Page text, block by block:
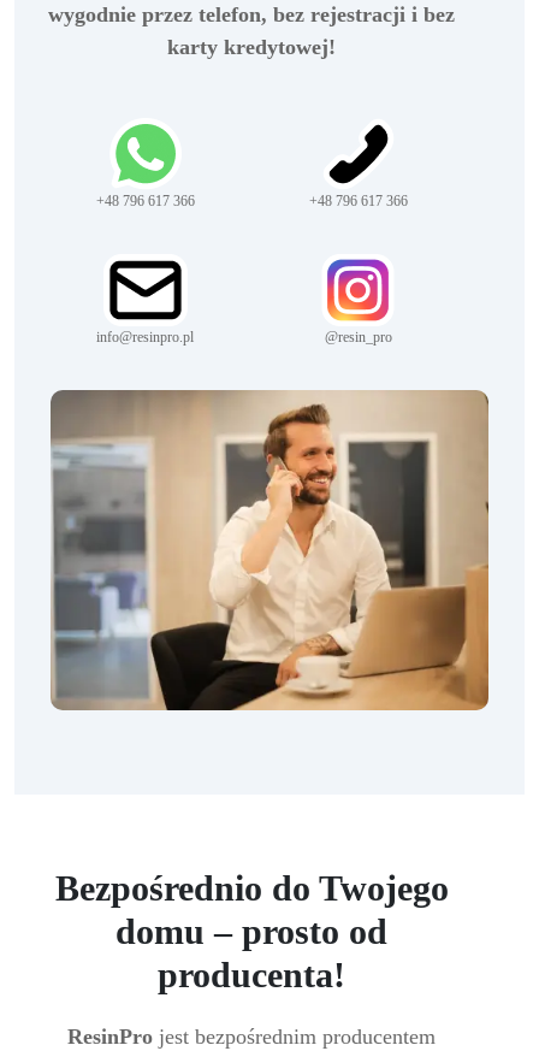
wygodnie przez telefon, bez rejestracji i bez
karty kredytowej!
+48 796 617 366 +48 796 617 366
info@resinpro.pl @resin_pro
Bezpośrednio do Twojego
domu – prosto od
producenta!
ResinPro jest bezpośrednim producentem